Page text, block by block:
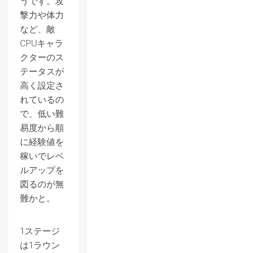
撃力や体力
など、敵
CPUキャラ
クターのス
テータスが
高く設定さ
れているの
で、低い難
易度から順
に経験値を
稼いでレベ
ルアップを
図るのが無
難かと。
1ステージ
は1ラウン